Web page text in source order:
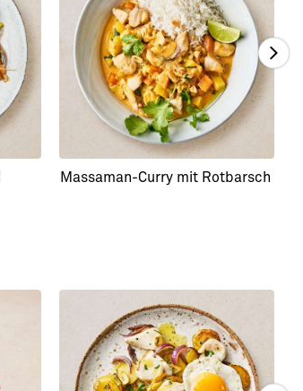
Massaman-Curry mit Rotbarsch